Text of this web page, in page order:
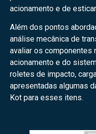
acionamento e de
Além dos pontos
análise mecânica de
avaliar os
acionamento e do
roletes de impacto,
apresentadas algumas
Kot para esses itens.